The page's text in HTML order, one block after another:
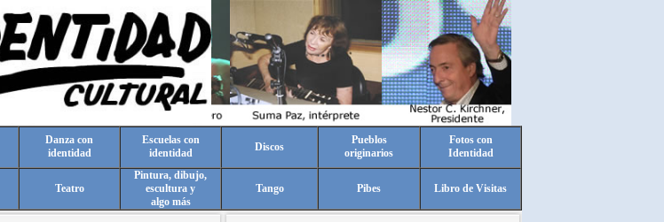
Danza con
identidad
Escuelas con
identidad
Discos
Pueblos
originarios
Fotos con
Identidad
Teatro
Pintura, dibujo,
escultura y
algo más
Tango Pibes Libro de Visitas